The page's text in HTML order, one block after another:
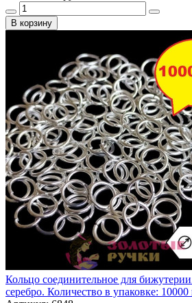
В корзину
Кольцо соединительное для
серебро. Количество в упаковке: 10000